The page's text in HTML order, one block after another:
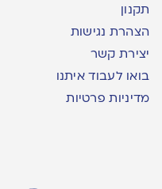
תקנון
הצהרת נגישות
יצירת קשר
בואו לעבוד איתנו
מדיניות פרטיות